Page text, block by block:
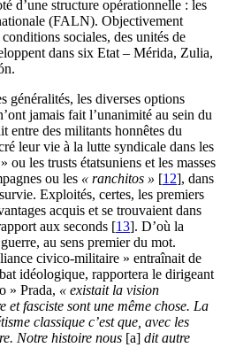
d’une structure opérationnelle : les
(FALN). Objectivement
sociales, des unités de
dans six Etat – Mérida, Zulia,
généralités, les diverses options
jamais fait l’unanimité au sein du
entre des militants honnêtes du
leur vie à la lutte syndicale dans les
ou les trusts étatsuniens et les masses
ou les « ranchitos » [12], dans
Exploités, certes, les premiers
acquis et se trouvaient dans
aux seconds [13]. D’où la
au sens premier du mot.
civico-militaire » entraînait de
idéologique, rapportera le dirigeant
» Prada, « existait la vision
et fasciste sont une même chose. La
classique c’est que, avec les
Notre histoire nous [a] dit autre